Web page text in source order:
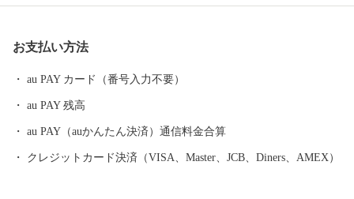
速鉄道「つくばエクスプレス」が走り、みらい平駅から東京秋葉
原まで最速で40分、つくばまでは12分で結ばれました。 みらい平
備され、新しいまちづくり進んでいます。 また、市内には首都圏
内で唯一、時代劇のロケが出来る施設である「ワープステーショ
ン江戸」をはじめ、関東三大不動尊である「板橋不動尊」や茨城
お支払い方法
au PAY カード（番号入力不要）
au PAY 残高
au PAY（auかんたん決済）通信料金合算
クレジットカード決済（VISA、Master、JCB、Diners、AMEX）